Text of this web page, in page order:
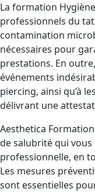
La formation
professionnels du
contamination
nécessaires pour
prestations. En
événements
piercing, ainsi qu’à
délivrant une
Aesthetica
de salubrité qui
professionnelle, en
Les mesures
sont essentielles